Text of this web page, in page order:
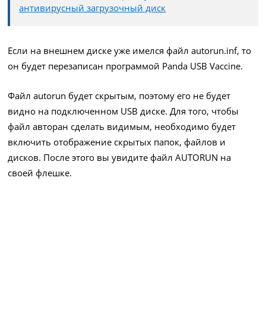
антивирусный загрузочный диск
Если на внешнем диске уже имелся файл autorun.inf, то
он будет перезаписан программой Panda USB Vaccine.
Файл autorun будет скрытым, поэтому его не будет
видно на подключенном USB диске. Для того, чтобы
файл авторан сделать видимым, необходимо будет
включить отображение скрытых папок, файлов и
дисков. После этого вы увидите файл AUTORUN на
своей флешке.